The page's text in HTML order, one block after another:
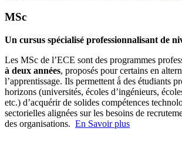
MSc
Un cursus spécialisé professionnalisant de
Les MSc de l’ECE sont des programmes
à deux années, proposés pour certains en
l’apprentissage. Ils permettent à̀ des étudiants
horizons (universités, écoles d’ingénieurs,
etc.) d’acquérir de solides compétences
sectorielles alignées sur les besoins de
des organisations. En Savoir plus